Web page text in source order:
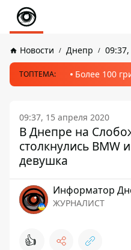
Новости Днепр
ТОПТЕМА: Более 100
09:37, 15 апреля 2020
В Днепре на
столкнулись BMW
девушка
Информатор
ЖУРНАЛИСТ
👍